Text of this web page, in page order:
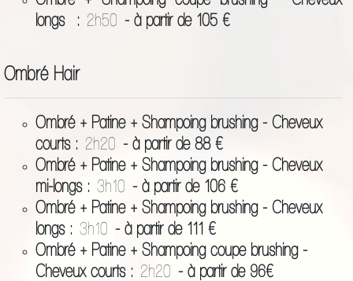
longs : 2h50 - à partir de 105 €
Ombré Hair
Ombré + Patine + Shampoing brushing - Cheveux
courts : 2h20 - à partir de 88 €
Ombré + Patine + Shampoing brushing - Cheveux
mi-longs : 3h10 - à partir de 106 €
Ombré + Patine + Shampoing brushing - Cheveux
longs : 3h10 - à partir de 111 €
Ombré + Patine + Shampoing coupe brushing -
Cheveux courts : 2h20 - à partir de 96€